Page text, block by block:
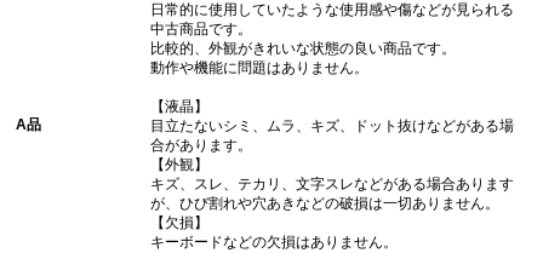
A品
日常的に使用していたような使用感や傷などが見られる
中古商品です。
比較的、外観がきれいな状態の良い商品です。
動作や機能に問題はありません。
【液晶】
目立たないシミ、ムラ、キズ、ドット抜けなどがある場
合があります。
【外観】
キズ、スレ、テカリ、文字スレなどがある場合あります
が、ひび割れや穴あきなどの破損は一切ありません。
【欠損】
キーボードなどの欠損はありません。